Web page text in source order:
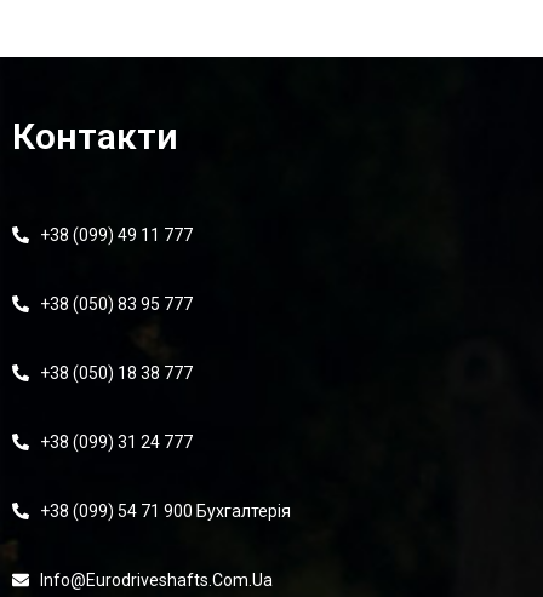
Контакти
+38 (099) 49 11 777
+38 (050) 83 95 777
+38 (050) 18 38 777
+38 (099) 31 24 777
+38 (099) 54 71 900 Бухгалтерія
Info@eurodriveshafts.com.ua